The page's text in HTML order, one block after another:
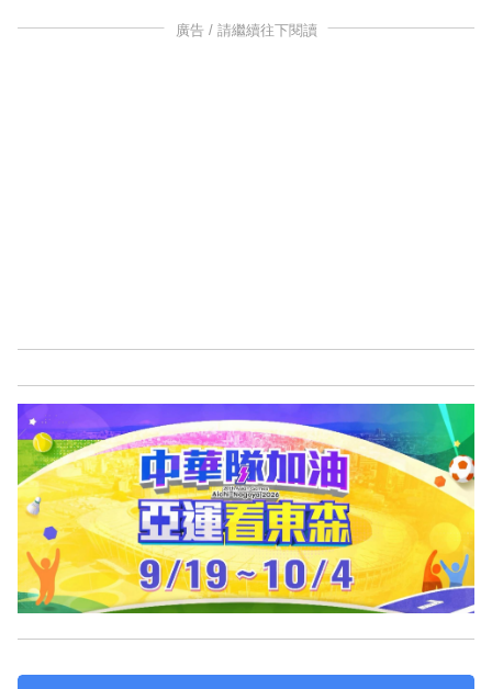
廣告 / 請繼續往下閱讀